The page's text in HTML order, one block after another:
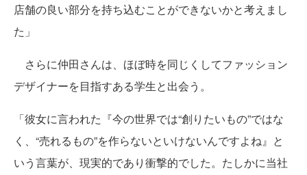
店舗の良い部分を持ち込むことができないかと考えまし
た」
さらに仲田さんは、ほぼ時を同じくしてファッション
デザイナーを目指すある学生と出会う。
「彼女に言われた『今の世界では“創りたいもの”ではな
く、“売れるもの”を作らないといけないんですよね』と
いう言葉が、現実的であり衝撃的でした。たしかに当社